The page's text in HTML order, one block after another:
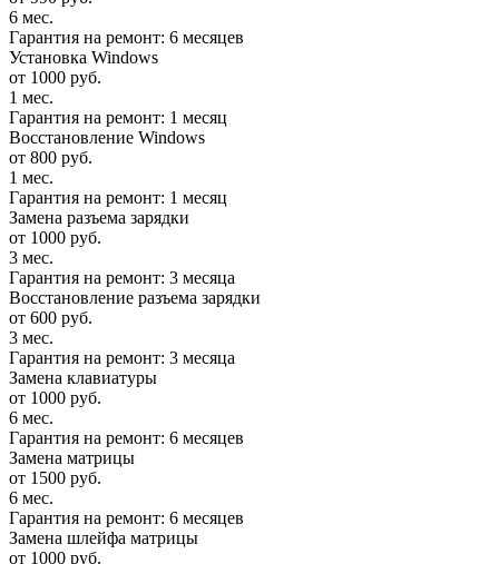
6 мес.
Гарантия на ремонт: 6 месяцев
Установка Windows
от 1000 руб.
1 мес.
Гарантия на ремонт: 1 месяц
Восстановление Windows
от 800 руб.
1 мес.
Гарантия на ремонт: 1 месяц
Замена разъема зарядки
от 1000 руб.
3 мес.
Гарантия на ремонт: 3 месяца
Восстановление разъема зарядки
от 600 руб.
3 мес.
Гарантия на ремонт: 3 месяца
Замена клавиатуры
от 1000 руб.
6 мес.
Гарантия на ремонт: 6 месяцев
Замена матрицы
от 1500 руб.
6 мес.
Гарантия на ремонт: 6 месяцев
Замена шлейфа матрицы
от 1000 руб.